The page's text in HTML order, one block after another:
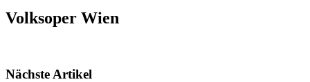
Volksoper Wien
Nächste Artikel